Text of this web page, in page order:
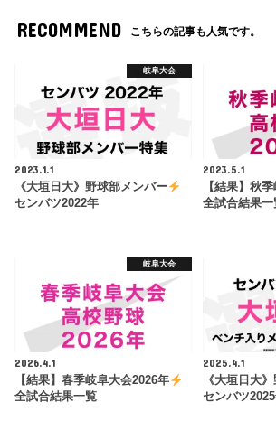
RECOMMEND こちらの記事も人気です。
岐阜大会
2023.1.1
《大垣日大》野球部メンバー
センバツ2022年
2023.5.1
【結果】秋
全試合結果一
岐阜大会
2026.4.1
【結果】春季岐阜大会2026年
全試合結果一覧
2025.4.1
《大垣日大
センバツ